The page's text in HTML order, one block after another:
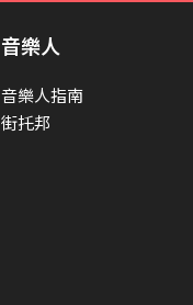
音樂人
音樂人指南
街托邦